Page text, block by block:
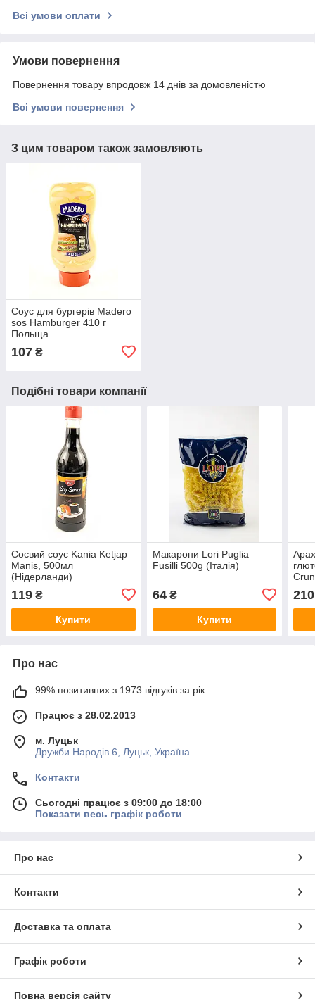
Всі умови оплати
Умови повернення
Повернення товару впродовж 14 днів за домовленістю
Всі умови повернення
З цим товаром також замовляють
Соус для бургерів Madero
sos Hamburger 410 г
Польща
107 ₴
Подібні товари компанії
Соєвий соус Kania Ketjap
Manis, 500мл
(Нідерланди)
119 ₴
Купити
Макарони Lori Puglia
Fusilli 500g (Італія)
64₴
Купити
210
Про нас
99% позитивних з 1973 відгуків за рік
Працює з 28.02.2013
м. Луцьк
Дружби Народів 6, Луцьк, Україна
Контакти
Сьогодні працює з 09:00 до 18:00
Показати весь графік роботи
Про нас
Контакти
Доставка та оплата
Графік роботи
Повна версія сайту